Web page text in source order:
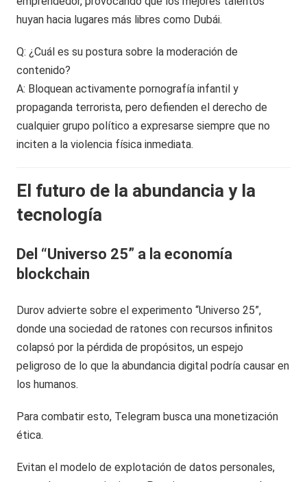
huyan hacia lugares más libres como Dubái.
Q: ¿Cuál es su postura sobre la moderación de
contenido?
A: Bloquean activamente pornografía infantil y
propaganda terrorista, pero defienden el derecho de
cualquier grupo político a expresarse siempre que no
inciten a la violencia física inmediata.
El futuro de la abundancia y la
tecnología
Del “Universo 25” a la economía
blockchain
Durov advierte sobre el experimento “Universo 25”,
donde una sociedad de ratones con recursos infinitos
colapsó por la pérdida de propósitos, un espejo
peligroso de lo que la abundancia digital podría causar en
los humanos.
Para combatir esto, Telegram busca una monetización
ética.
Evitan el modelo de explotación de datos personales,